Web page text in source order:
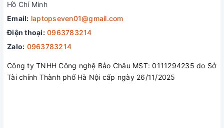
Hồ Chí Minh
Email: laptopseven01@gmail.com
Điện thoại: 0963783214
Zalo: 0963783214
Công ty TNHH Công nghệ Bảo Châu MST: 0111294235 do Sở
Tài chính Thành phố Hà Nội cấp ngày 26/11/2025